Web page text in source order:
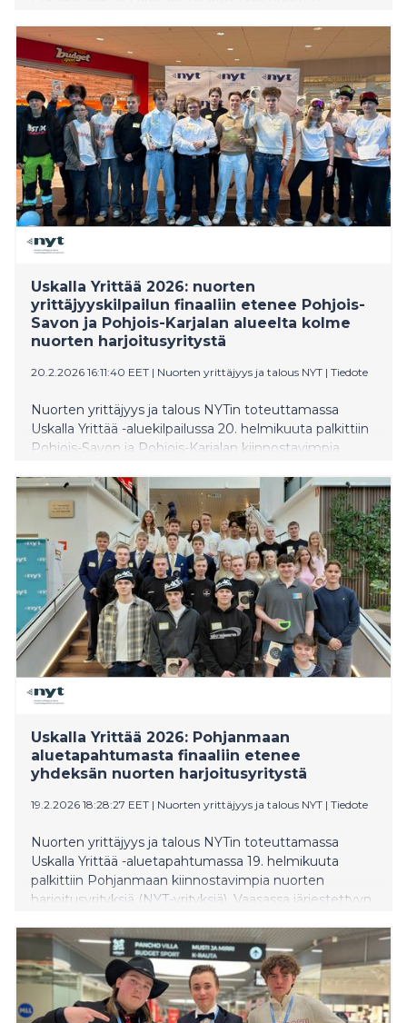
tapahtumaan osallistui reilu 50 yritystä ja noin 110
nuorta alueen eri oppilaitoksista. Neljän yrityksen tie
jatkuu kansalliseen Uskalla Yrittää -finaaliin
huhtikuussa. Tapahtumassa jaettiin myös Vuoden
alueellisen yrittäjyyskasvatusopettajan tunnustus,
jonka sai Mervi Niskakoski Reisjärven lukiosta ja
Kisatien yläkoulusta.
Uskalla Yrittää 2026: nuorten
yrittäjyyskilpailun finaaliin etenee Pohjois-
Savon ja Pohjois-Karjalan alueelta kolme
nuorten harjoitusyritystä
20.2.2026 16:11:40 EET | Nuorten yrittäjyys ja talous NYT | Tiedote
Nuorten yrittäjyys ja talous NYTin toteuttamassa
Uskalla Yrittää -aluekilpailussa 20. helmikuuta palkittiin
Pohjois-Savon ja Pohjois-Karjalan kiinnostavimpia
järjestettyyn tapahtumaan osallistui 25 yritystä ja noin
70 nuorta alueen oppilaitoksista. Kolmen yrityksen tie
jatkuu kansalliseen Uskalla Yrittää -finaaliin
huhtikuussa. Tapahtumassa jaettiin myös alueen
Vuoden yrittäjyyskasvatusopettajan tunnustus, jonka
sai Risto Räsänen Savon ammattiopistosta.
Uskalla Yrittää 2026: Pohjanmaan
aluetapahtumasta finaaliin etenee
yhdeksän nuorten harjoitusyritystä
19.2.2026 18:28:27 EET | Nuorten yrittäjyys ja talous NYT | Tiedote
Nuorten yrittäjyys ja talous NYTin toteuttamassa
Uskalla Yrittää -aluetapahtumassa 19. helmikuuta
palkittiin Pohjanmaan kiinnostavimpia nuorten
harjoitusyrityksiä (NYT-yrityksiä). Vaasassa järjestettyyn
nuorta alueen eri oppilaitoksista. Yhdeksän yrityksen
tie jatkuu kansalliseen Uskalla Yrittää -finaaliin
huhtikuussa. Tapahtumassa jaettiin myös Pohjanmaan
Vuoden yrittäjyyskasvatusopettajan tunnustus Mia
Mattssonille Jakobstads gymnasiumista,